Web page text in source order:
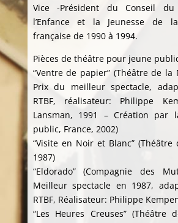
Vice -Président du Conseil
l’Enfance et la Jeunesse de
française de 1990 à 1994.
Pièces de théâtre pour jeune
“Ventre de papier” (Théâtre de la
Prix du meilleur spectacle,
RTBF, réalisateur: Philippe
Lansman, 1991 – Création par
public, France, 2002)
“Visite en Noir et Blanc”
1987)
“Eldorado” (Compagnie des
Meilleur spectacle en 1987,
RTBF, Réalisateur: Philippe
“Les Heures Creuses” (Théâtre